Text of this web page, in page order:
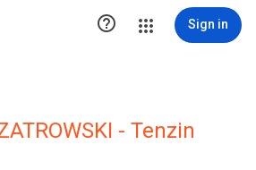
 Sign in
- Tenzin